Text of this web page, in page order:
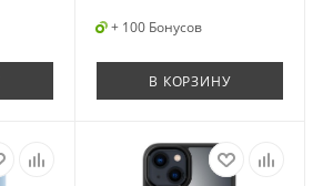
+ 100 Бонусов
В КОРЗИНУ